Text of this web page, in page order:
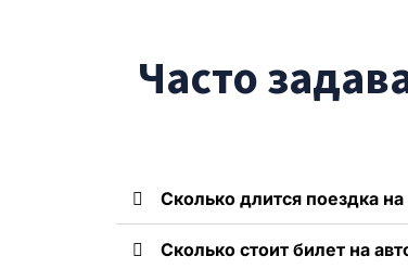
Часто
Сколько длится поездка
Сколько стоит билет на